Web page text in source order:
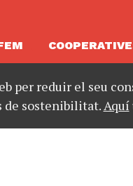
per reduir el seu
de sostenibilitat.Aquí